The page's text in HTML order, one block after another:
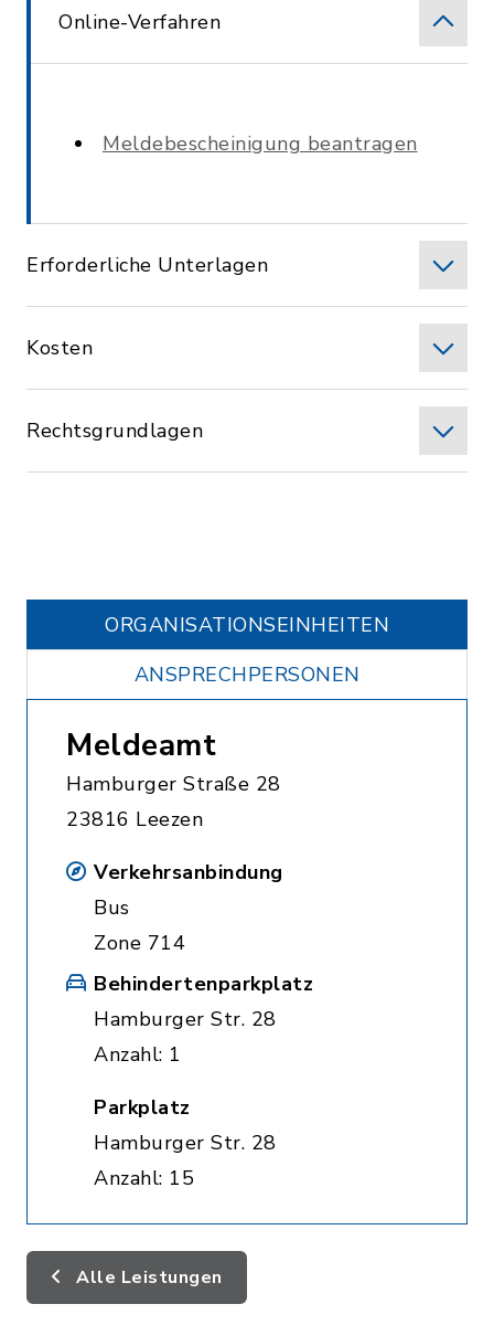
Online-Verfahren
Meldebescheinigung beantragen
Erforderliche Unterlagen
Kosten
Rechtsgrundlagen
ORGANISATIONS­EINHEITEN
ANSPRECHPERSONEN
Meldeamt
Hamburger Straße 28
23816 Leezen
Verkehrsanbindung
Bus
Zone 714
Behindertenparkplatz
Hamburger Str. 28
Anzahl: 1
Parkplatz
Hamburger Str. 28
Anzahl: 15
Alle Leistungen